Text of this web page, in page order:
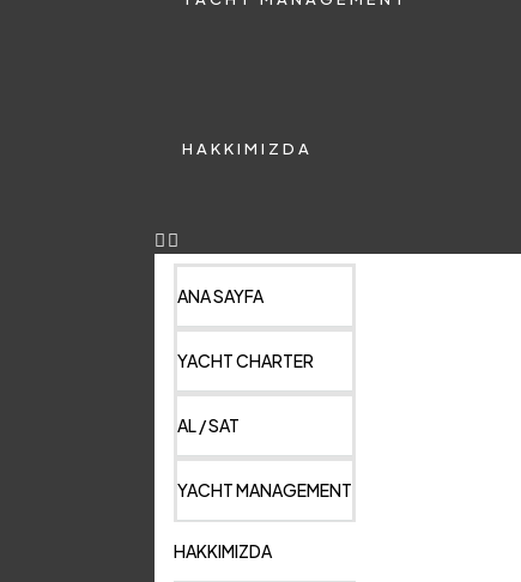
HAKKIMIZDA
ANA SAYFA
YACHT CHARTER
AL / SAT
YACHT MANAGEMENT
HAKKIMIZDA